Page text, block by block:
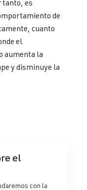
tanto, es
de
cuanto
el
aumenta la
y disminuye la
el
con la